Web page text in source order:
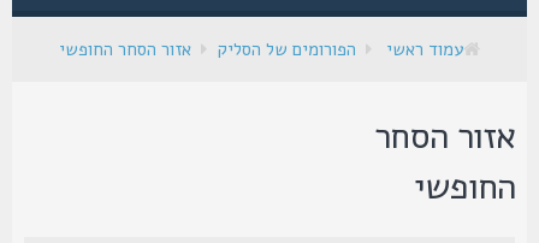
עמוד ראשי הפורומים של הסליק אזור הסחר החופשי
הסחר